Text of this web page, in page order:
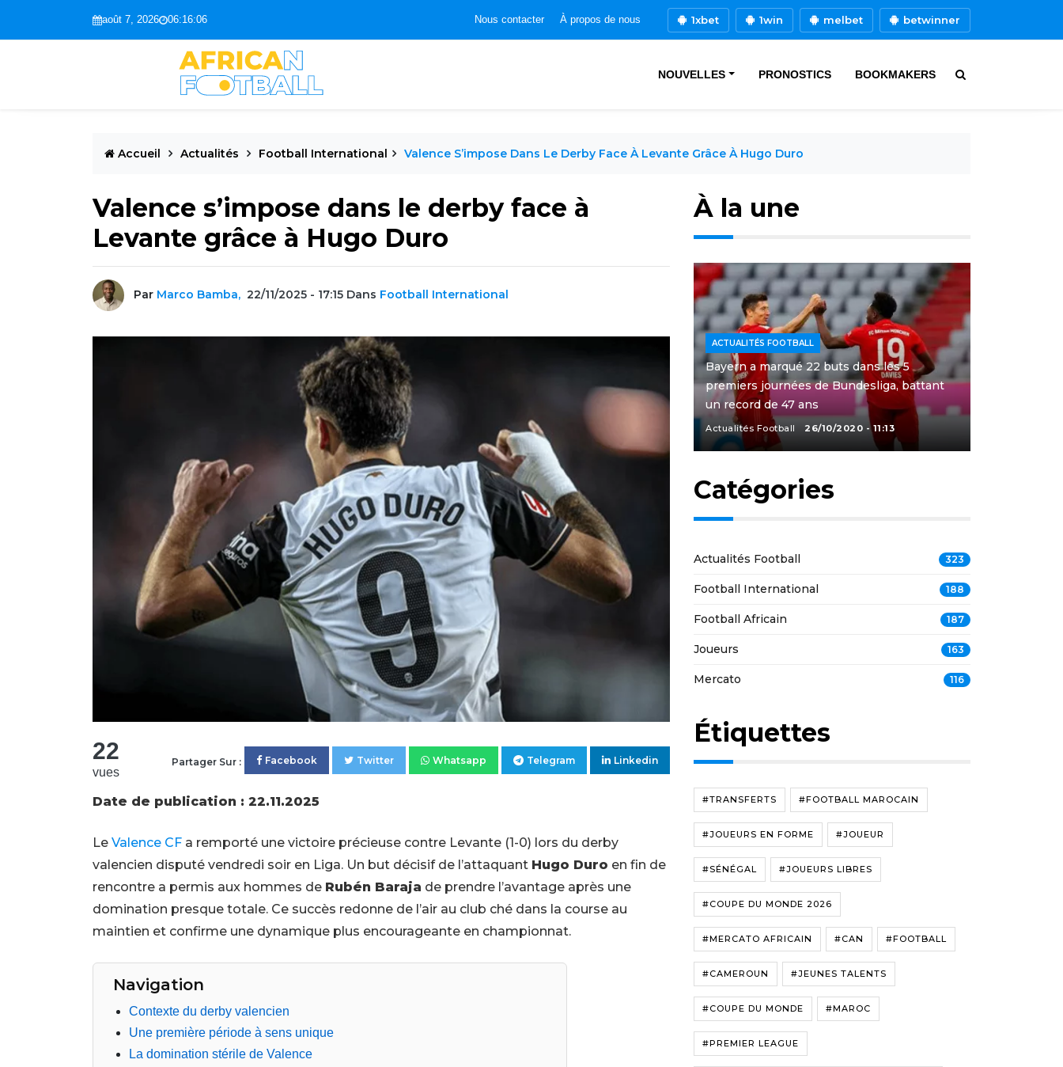
août 7, 2026 06:16:07 Nous contacter À propos de nous 1xbet 1win melbet betwinner
NOUVELLES PRONOSTICS BOOKMAKERS
Accueil Actualités Football International Valence S’impose Dans Le Derby Face À Levante Grâce À Hugo Duro
Valence s’impose dans le derby face à
Levante grâce à Hugo Duro
Par Marco Bamba, 22/11/2025 - 17:15 Dans Football International
22
vues
Partager Sur : Facebook Twitter Whatsapp Telegram Linkedin
Date de publication : 22.11.2025
Le Valence CF a remporté une victoire précieuse contre Levante (1-0) lors du derby
valencien disputé vendredi soir en Liga. Un but décisif de l’attaquant Hugo Duro en fin de
rencontre a permis aux hommes de Rubén Baraja de prendre l’avantage après une
domination presque totale. Ce succès redonne de l’air au club ché dans la course au
maintien et confirme une dynamique plus encourageante en championnat.
Navigation
Contexte du derby valencien
Une première période à sens unique
La domination stérile de Valence
À la une
ACTUALITÉS FOOTBALL
Bayern a marqué 22 buts dans les 5
premiers journées de Bundesliga, battant
un record de 47 ans
Actualités Football 26/10/2020 - 11:13
Catégories
Actualités Football 323
Football International 188
Football Africain 187
Joueurs 163
Mercato 116
Étiquettes
#TRANSFERTS #FOOTBALL MAROCAIN
#JOUEURS EN FORME #JOUEUR
#SÉNÉGAL #JOUEURS LIBRES
#COUPE DU MONDE 2026
#MERCATO AFRICAIN #CAN #FOOTBALL
#CAMEROUN #JEUNES TALENTS
#COUPE DU MONDE #MAROC
#PREMIER LEAGUE